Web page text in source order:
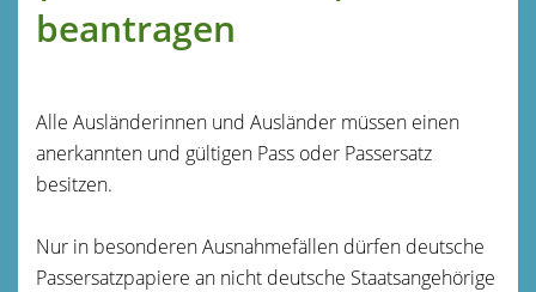
beantragen
Alle Ausländerinnen und Ausländer müssen einen
anerkannten und gültigen Pass oder Passersatz
besitzen.
Nur in besonderen Ausnahmefällen dürfen deutsche
Passersatzpapiere an nicht deutsche Staatsangehörige